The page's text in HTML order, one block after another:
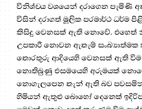
විනිශ්චය වශයෙන් දරාගෙන පැමිණි
විසින් දරාගත් මූලික පරමාර්ථ ධර්ම
කිසිදු වෙනසක් ඇති නොවේ. එහෙත්
උපකාරී නොවන ඇතැම්
තොරතුරු ආදියෙහි වෙනසක් ඇති
නොතිබුණු එසමයෙහි අරුමයක්
නොගැලපෙන තැන් ඇති බව
හිමියන් ඇතුළු බොහෝ දෙනෙක්